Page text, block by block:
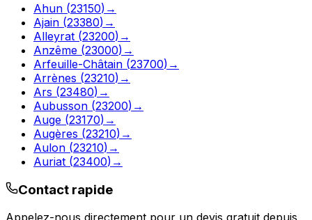
Ahun (23150) →
Ajain (23380) →
Alleyrat (23200) →
Anzême (23000) →
Arfeuille-Châtain (23700) →
Arrènes (23210) →
Ars (23480) →
Aubusson (23200) →
Auge (23170) →
Augères (23210) →
Aulon (23210) →
Auriat (23400) →
Contact rapide